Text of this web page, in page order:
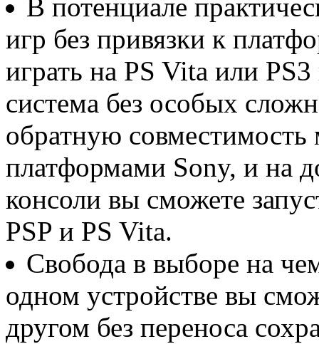
В потенциале
игр без привязки к
играть на PS Vita или
система без особых
обратную
платформами Sony, и на
консоли вы сможете
PSP и PS Vita.
Свобода в выборе на
одном устройстве вы
другом без переноса